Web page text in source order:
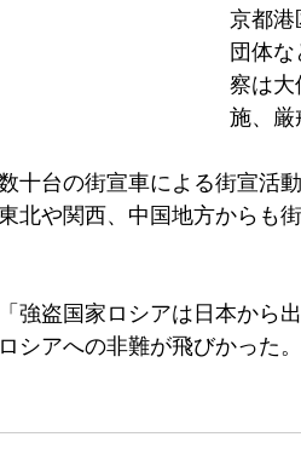
京都港
団体
察は大
施、厳
十台の街宣車による街宣活
北や関西、中国地方からも
強盗国家ロシアは日本から
シアへの非難が飛びかった。